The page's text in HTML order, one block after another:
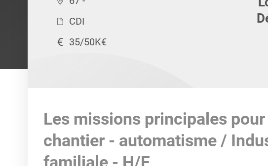
CDI
35/50K€
Les missions principales
chantier - automatisme /
familiale - H/F